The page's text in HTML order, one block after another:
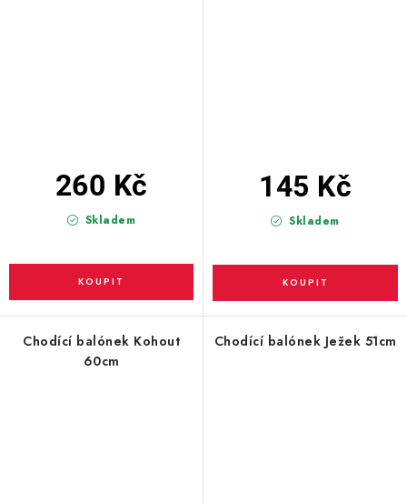
Skladem
260 Kč
Skladem
145 Kč
Chodící balónek Kohout
60cm
Chodící balónek Ježek 51cm